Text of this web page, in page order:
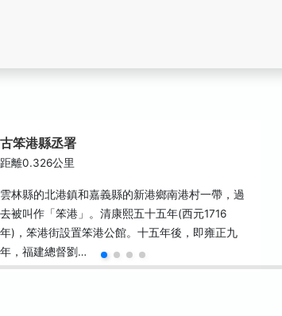
古笨港縣丞署
距離0.326公里
雲林縣的北港鎮和嘉義縣的新港鄉南港村一帶，過
去被叫作「笨港」。清康熙五十五年(西元1716
年)，笨港街設置笨港公館。十五年後，即雍正九
年，福建總督劉…